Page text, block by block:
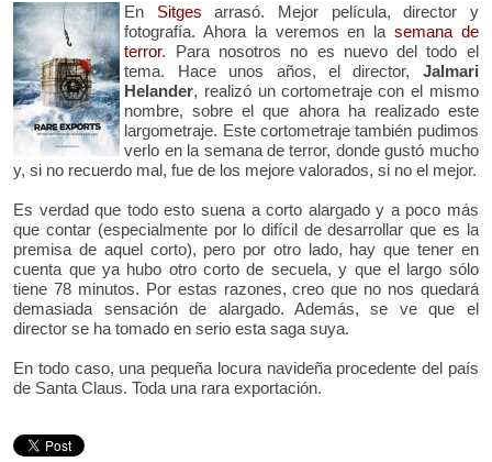
En Sitges arrasó. Mejor película, director y
fotografía. Ahora la veremos en la semana de
terror. Para nosotros no es nuevo del todo el
tema. Hace unos años, el director, Jalmari
Helander, realizó un cortometraje con el mismo
nombre, sobre el que ahora ha realizado este
largometraje. Este cortometraje también pudimos
verlo en la semana de terror, donde gustó mucho
y, si no recuerdo mal, fue de los mejore valorados, si no el mejor.
Es verdad que todo esto suena a corto alargado y a poco más
que contar (especialmente por lo difícil de desarrollar que es la
premisa de aquel corto), pero por otro lado, hay que tener en
cuenta que ya hubo otro corto de secuela, y que el largo sólo
tiene 78 minutos. Por estas razones, creo que no nos quedará
demasiada sensación de alargado. Además, se ve que el
director se ha tomado en serio esta saga suya.
En todo caso, una pequeña locura navideña procedente del país
de Santa Claus. Toda una rara exportación.